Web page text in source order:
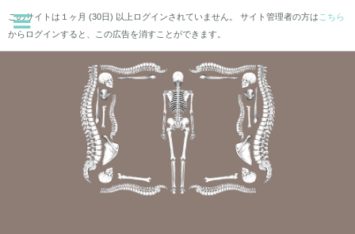
このサイトは１ヶ月 (30日) 以上ログインされていません。 サイト管理者の方は こちら
からログインすると、この広告を消すことができます。